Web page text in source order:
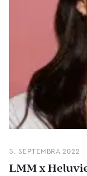
5. SEPTEMBRA 2022
LMM x